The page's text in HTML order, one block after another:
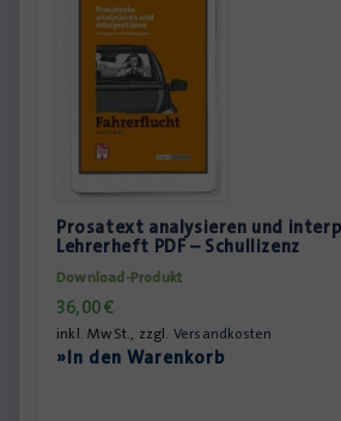
Prosatext analysieren und
Lehrerheft PDF – Schullizenz
Download-Produkt
36,00€
inkl. MwSt., zzgl. Versandkosten
»In den Warenkorb